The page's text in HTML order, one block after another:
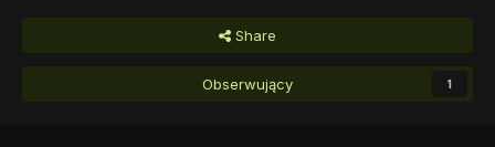
Share
Obserwujący 1